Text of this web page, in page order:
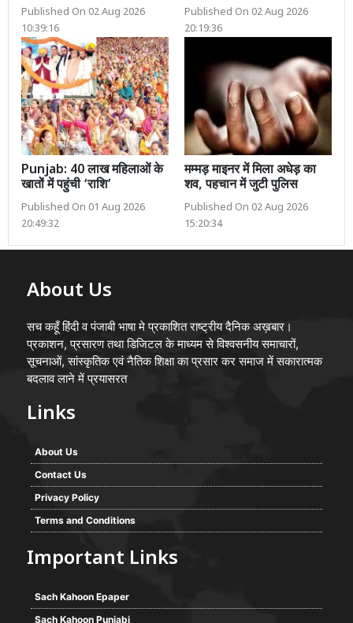
Published On 02 Aug 2026
10:39:16
Published On 02 Aug 2026
20:19:36
Punjab: 40 लाख महिलाओं के
खातों में पहुंची ‘राशि’
Published On 01 Aug 2026
20:49:32
मम्मड़ माइनर में मिला अधेड़ का
शव, पहचान में जुटी पुलिस
Published On 02 Aug 2026
15:20:34
About Us
सच कहूँ हिंदी व पंजाबी भाषा मे प्रकाशित राष्ट्रीय दैनिक अख़बार।
प्रकाशन, प्रसारण तथा डिजिटल के माध्यम से विश्वसनीय समाचारों,
सूचनाओं, सांस्कृतिक एवं नैतिक शिक्षा का प्रसार कर समाज में सकारात्मक
बदलाव लाने में प्रयासरत
Links
About Us
Contact Us
Privacy Policy
Terms and Conditions
Important Links
Sach Kahoon Epaper
Sach Kahoon Punjabi